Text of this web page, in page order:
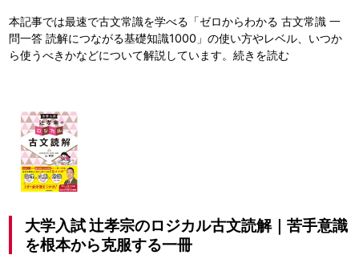
本記事では最速で古文常識を学べる「ゼロからわかる 古文常識 一
問一答 読解につながる基礎知識1000」の使い方やレベル、いつか
ら使うべきかなどについて解説しています。続きを読む
大学入試 辻孝宗のロジカル古文読解｜苦手意識
を根本から克服する一冊